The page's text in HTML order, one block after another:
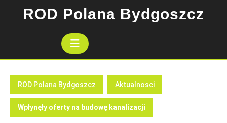
ROD Polana Bydgoszcz
Open
ROD Polana Bydgoszcz Aktualnosci
Wpłynęły oferty na budowę kanalizacji